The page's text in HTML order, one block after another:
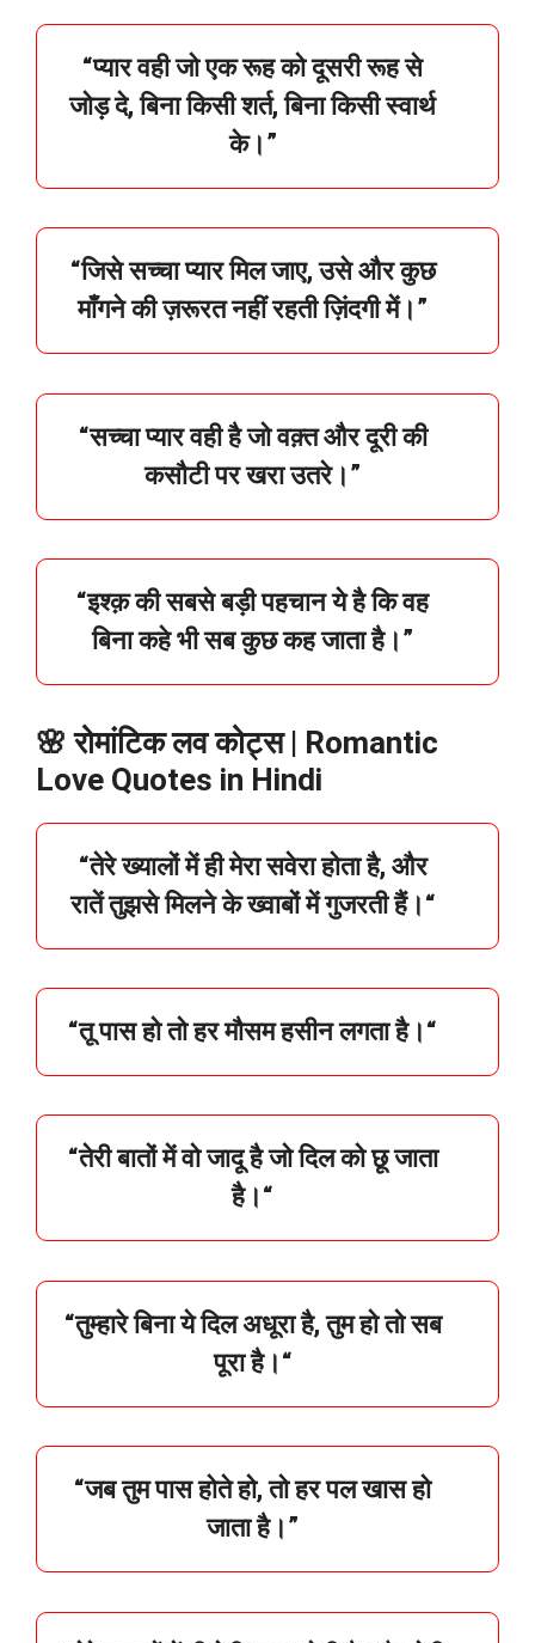
“प्यारवहीजोएकरूहकोदूसरीरूहसे
जोड़दे,बिनाकिसीशर्त,बिनाकिसीस्वार्थ
के।”
“जिसेसच्चाप्यारमिलजाए,उसेऔरकुछ
माँगनेकीज़रूरतनहींरहतीज़िंदगीमें।”
“सच्चाप्यारवहीहैजोवक़्तऔरदूरीकी
कसौटीपरखराउतरे।”
“इश्क़ की सबसे बड़ी पहचान ये है कि वह
बिना कहे भी सब कुछ कह जाता है।”
🌸 रोमांटिक लव कोट्स | Romantic
Love Quotes in Hindi
“तेरे ख्यालों में ही मेरा सवेरा होता है, और
रातें तुझसे मिलने के ख्वाबों में गुजरती हैं।“
“तू पास हो तो हर मौसम हसीन लगता है।“
“तेरी बातों में वो जादू है जो दिल को छू जाता
है।“
“तुम्हारे बिना ये दिल अधूरा है, तुम हो तो सब
पूरा है।“
“जबतुमपासहोतेहो,तोहरपलखासहो
जाताहै।”